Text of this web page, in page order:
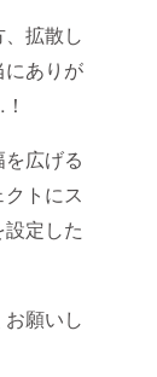
拡散し
にありが
広げる
トにス
設定した
願いし